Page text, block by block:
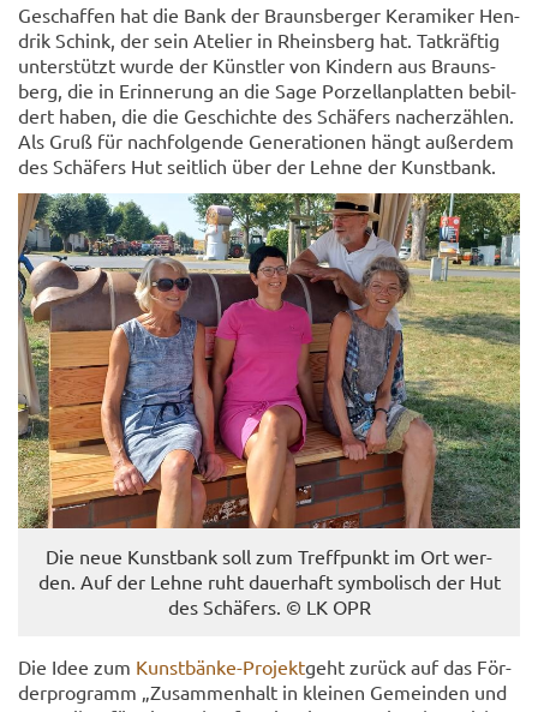
Ge­schaf­fen hat die Bank der Brauns­ber­ger Ke­ra­mi­ker Hen­
drik Schink, der sein Ate­lier in Rheins­berg hat. Tat­kräf­tig
un­ter­stützt wurde der Künst­ler von Kin­dern aus Brauns­
berg, die in Er­in­ne­rung an die Sage Por­zel­lan­plat­ten be­bil­
dert haben, die die Ge­schich­te des Schä­fers nach­er­zäh­len.
Als Gruß für nach­fol­gen­de Ge­nera­tio­nen hängt au­ßer­dem
des Schä­fers Hut seit­lich über der Lehne der Kunst­bank.
Die neue Kunst­bank soll zum Treff­punkt im Ort wer­
den. Auf der Lehne ruht dau­er­haft sym­bo­lisch der Hut
des Schä­fers. © LK OPR
Die Idee zum Kunstbänke-​Projektgeht zu­rück auf das För­
der­pro­gramm „Zu­sam­men­halt in klei­nen Ge­mein­den und